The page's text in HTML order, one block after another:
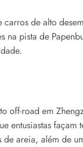
carros de alto
na pista de
off-road em
façam
areia, além de